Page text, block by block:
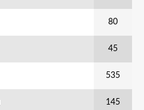
80
45
535
145